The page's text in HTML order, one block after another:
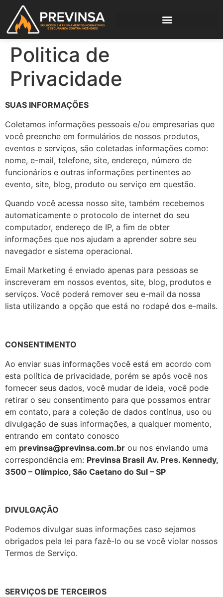
Politica de
Privacidade
SUAS INFORMAÇÕES
Coletamos informações pessoais e/ou empresarias que
você preenche em formulários de nossos produtos,
eventos e serviços, são coletadas informações como:
nome, e-mail, telefone, site, endereço, número de
funcionários e outras informações pertinentes ao
evento, site, blog, produto ou serviço em questão.
Quando você acessa nosso site, também recebemos
automaticamente o protocolo de internet do seu
computador, endereço de IP, a fim de obter
informações que nos ajudam a aprender sobre seu
navegador e sistema operacional.
Email Marketing é enviado apenas para pessoas se
inscreveram em nossos eventos, site, blog, produtos e
serviços. Você poderá remover seu e-mail da nossa
lista utilizando a opção que está no rodapé dos e-mails.
CONSENTIMENTO
Ao enviar suas informações você está em acordo com
esta política de privacidade, porém se após você nos
fornecer seus dados, você mudar de ideia, você pode
retirar o seu consentimento para que possamos entrar
em contato, para a coleção de dados contínua, uso ou
divulgação de suas informações, a qualquer momento,
entrando em contato conosco
em previnsa@previnsa.com.br ou nos enviando uma
correspondência em: Previnsa Brasil Av. Pres. Kennedy,
3500 – Olímpico, São Caetano do Sul – SP
DIVULGAÇÃO
Podemos divulgar suas informações caso sejamos
obrigados pela lei para fazê-lo ou se você violar nossos
Termos de Serviço.
SERVIÇOS DE TERCEIROS